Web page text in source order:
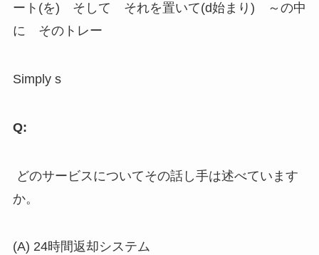
ート(を) そして それを置いて(d始まり) ～の中
に そのトレー
Simply s
Q:
どのサービスについてその話し手は述べています
か。
(A) 24時間返却システム